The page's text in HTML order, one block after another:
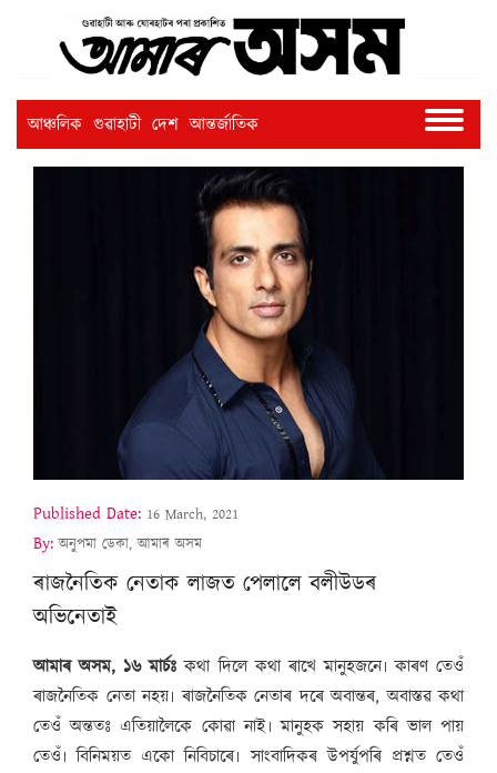
আঞ্চলিক গুৱাহাটী দেশ আন্তৰ্জাতিক
Published Date: 16 March, 2021
By: অনুপমা ডেকা, আমাৰ অসম
ৰাজনৈতিক নেতাক লাজত পেলালে বলীউডৰ
অভিনেতাই
আমাৰ অসম, ১৬ মাৰ্চঃ কথা দিলে কথা ৰাখে মানুহজনে৷ কাৰণ তেওঁ
ৰাজনৈতিক নেতা নহয়৷ ৰাজনৈতিক নেতাৰ দৰে অবান্তৰ, অবাস্তৱ কথা
তেওঁ অন্ততঃ এতিয়ালৈকে কোৱা নাই৷ মানুহক সহায় কৰি ভাল পায়
তেওঁ৷ বিনিময়ত একো নিবিচাৰে৷ সাংবাদিকৰ উপৰ্যুপৰি প্ৰশ্নত তেওঁ